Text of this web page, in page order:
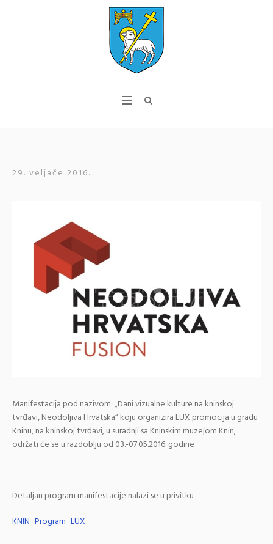
29. veljače 2016.
Manifestacija pod nazivom: „Dani vizualne kulture na kninskoj
tvrđavi, Neodoljiva Hrvatska“ koju organizira LUX promocija u gradu
Kninu, na kninskoj tvrđavi, u suradnji sa Kninskim muzejom Knin,
održati će se u razdoblju od 03.-07.05.2016. godine
Detaljan program manifestacije nalazi se u privitku
KNIN_Program_LUX